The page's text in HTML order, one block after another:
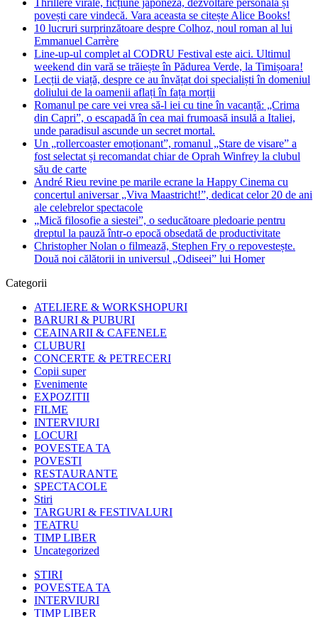
Thrillere virale, ficțiune japoneză, dezvoltare personală și
povești care vindecă. Vara aceasta se citește Alice Books!
10 lucruri surprinzătoare despre Colhoz, noul roman al lui
Emmanuel Carrère
Line-up-ul complet al CODRU Festival este aici. Ultimul
weekend din vară se trăiește în Pădurea Verde, la Timișoara!
Lecții de viață, despre ce au învățat doi specialiști în domeniul
doliului de la oamenii aflați în fața morții
Romanul pe care vei vrea să-l iei cu tine în vacanță: „Crima
din Capri”, o escapadă în cea mai frumoasă insulă a Italiei,
unde paradisul ascunde un secret mortal.
Un „rollercoaster emoționant”, romanul „Stare de visare” a
fost selectat și recomandat chiar de Oprah Winfrey la clubul
său de carte
André Rieu revine pe marile ecrane la Happy Cinema cu
concertul aniversar „Viva Maastricht!”, dedicat celor 20 de ani
ale celebrelor spectacole
„Mică filosofie a siestei”, o seducătoare pledoarie pentru
dreptul la pauză într-o epocă obsedată de productivitate
Christopher Nolan o filmează, Stephen Fry o repovestește.
Două noi călătorii in universul „Odiseei” lui Homer
Categorii
ATELIERE & WORKSHOPURI
BARURI & PUBURI
CEAINARII & CAFENELE
CLUBURI
CONCERTE & PETRECERI
Copii super
Evenimente
EXPOZITII
FILME
INTERVIURI
LOCURI
POVESTEA TA
POVESTI
RESTAURANTE
SPECTACOLE
Stiri
TARGURI & FESTIVALURI
TEATRU
TIMP LIBER
Uncategorized
STIRI
POVESTEA TA
INTERVIURI
TIMP LIBER